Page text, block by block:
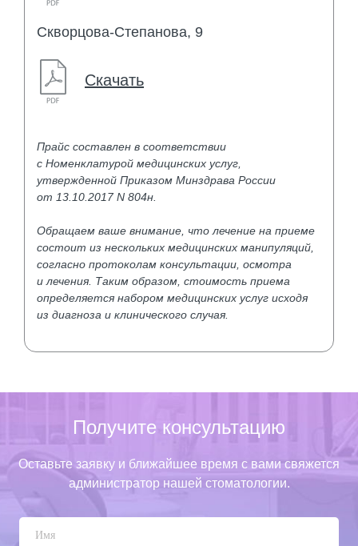
Скворцова-Степанова, 9
Скачать
Прайс составлен в соответствии
с Номенклатурой медицинских услуг,
утвержденной Приказом Минздрава России
от 13.10.2017 N 804н.
Обращаем ваше внимание, что лечение на приеме
состоит из нескольких медицинских манипуляций,
согласно протоколам консультации, осмотра
и лечения. Таким образом, стоимость приема
определяется набором медицинских услуг исходя
из диагноза и клинического случая.
Получите консультацию
Оставьте заявку и ближайшее время с вами свяжется
администратор нашей стоматологии.